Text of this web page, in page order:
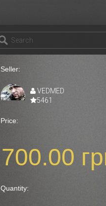
Seller:
VEDMED
5461
Price:
700.00
Quantity: